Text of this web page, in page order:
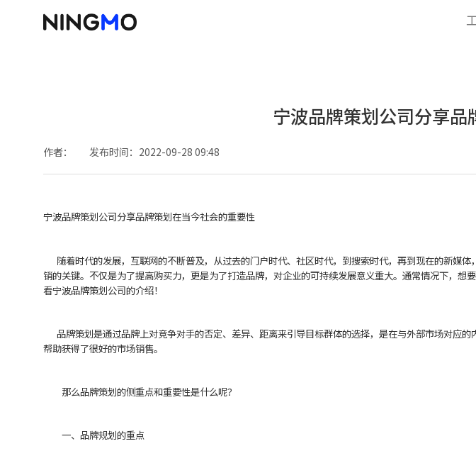
宁波品牌策划公司分享
作者： 发布时间：2022-09-28 09:48
宁波品牌策划公司分享品牌策划在当今社会的重要性
随着时代的发展，互联网的不断普及，从过去的门户时代、社区时代，到搜索时代，再到现在的新媒
销的关键。不仅是为了提高购买力，更是为了打造品牌，对企业的可持续发展意义重大。通常情况下，
看宁波品牌策划公司的介绍！
品牌策划是通过品牌上对竞争对手的否定、差异、距离来引导目标群体的选择，是在与外部市场对应
帮助获得了很好的市场销售。
那么品牌策划的侧重点和重要性是什么呢？
一、品牌规划的重点